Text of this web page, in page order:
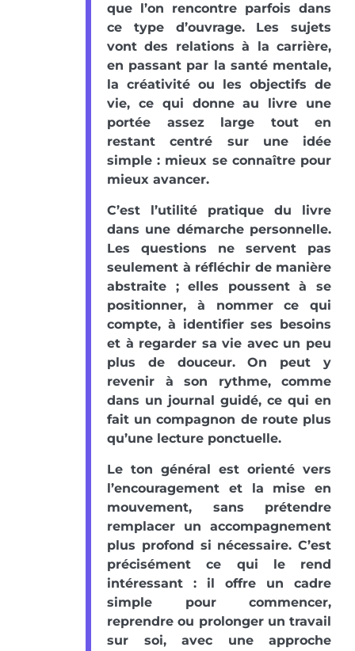
que l’on rencontre parfois dans
ce type d’ouvrage. Les sujets
vont des relations à la carrière,
en passant par la santé mentale,
la créativité ou les objectifs de
vie, ce qui donne au livre une
portée assez large tout en
restant centré sur une idée
simple : mieux se connaître pour
mieux avancer.
C’est l’utilité pratique du livre
dans une démarche personnelle.
Les questions ne servent pas
seulement à réfléchir de manière
abstraite ; elles poussent à se
positionner, à nommer ce qui
compte, à identifier ses besoins
et à regarder sa vie avec un peu
plus de douceur. On peut y
revenir à son rythme, comme
dans un journal guidé, ce qui en
fait un compagnon de route plus
qu’une lecture ponctuelle.
Le ton général est orienté vers
l’encouragement et la mise en
mouvement, sans prétendre
remplacer un accompagnement
plus profond si nécessaire. C’est
précisément ce qui le rend
intéressant : il offre un cadre
simple pour commencer,
reprendre ou prolonger un travail
sur soi, avec une approche